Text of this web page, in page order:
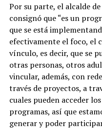
Por su parte, el alcalde
consignó que “es un
que se está
efectivamente el foco, el
vínculo, es decir, que se
otras personas, otros
vincular, además, con
través de proyectos, a
cuales pueden acceder
programas, así que
generar y poder